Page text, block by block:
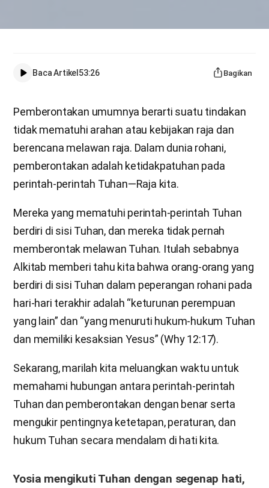
Baca Artikel53:26 Bagikan
Pemberontakan umumnya berarti suatu tindakan
tidak mematuhi arahan atau kebijakan raja dan
berencana melawan raja. Dalam dunia rohani,
pemberontakan adalah ketidakpatuhan pada
perintah-perintah Tuhan—Raja kita.
Mereka yang mematuhi perintah-perintah Tuhan
berdiri di sisi Tuhan, dan mereka tidak pernah
memberontak melawan Tuhan. Itulah sebabnya
Alkitab memberi tahu kita bahwa orang-orang yang
berdiri di sisi Tuhan dalam peperangan rohani pada
hari-hari terakhir adalah “keturunan perempuan
yang lain” dan “yang menuruti hukum-hukum Tuhan
dan memiliki kesaksian Yesus” (Why 12:17).
Sekarang, marilah kita meluangkan waktu untuk
memahami hubungan antara perintah-perintah
Tuhan dan pemberontakan dengan benar serta
mengukir pentingnya ketetapan, peraturan, dan
hukum Tuhan secara mendalam di hati kita.
Yosia mengikuti Tuhan dengan segenap hati,